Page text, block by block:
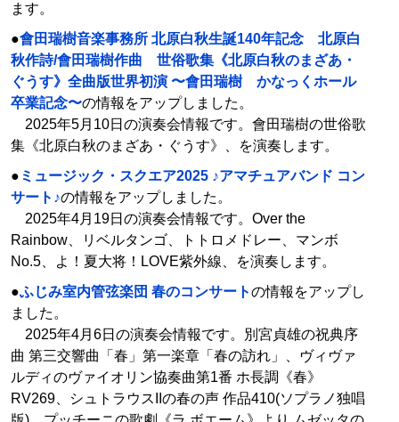
ます。
●會田瑞樹音楽事務所 北原白秋生誕140年記念 北原白
秋作詩/會田瑞樹作曲 世俗歌集《北原白秋のまざあ・
ぐうす》全曲版世界初演 〜會田瑞樹 かなっくホール
卒業記念〜の情報をアップしました。
2025年5月10日の演奏会情報です。會田瑞樹の世俗歌
集《北原白秋のまざあ・ぐうす》、を演奏します。
● ミュージック・スクエア2025 ♪アマチュアバンド コン
サート♪の情報をアップしました。
2025年4月19日の演奏会情報です。Over the
Rainbow、リベルタンゴ、トトロメドレー、マンボ
No.5、よ！夏大将！LOVE紫外線、を演奏します。
●ふじみ室内管弦楽団 春のコンサートの情報をアップし
ました。
2025年4月6日の演奏会情報です。別宮貞雄の祝典序
曲 第三交響曲「春」第一楽章「春の訪れ」、ヴィヴァ
ルディのヴァイオリン協奏曲第1番 ホ長調《春》
RV269、シュトラウスIIの春の声 作品410(ソプラノ独唱